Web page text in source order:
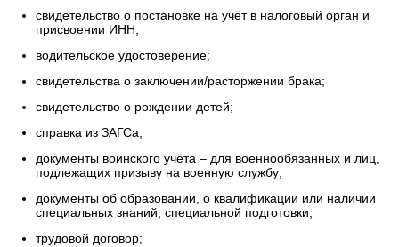
свидетельство о постановке на учёт в налоговый орган и
присвоении ИНН;
водительское удостоверение;
свидетельства о заключении/расторжении брака;
свидетельство о рождении детей;
справка из ЗАГСа;
документы воинского учёта – для военнообязанных и лиц,
подлежащих призыву на военную службу;
документы об образовании, о квалификации или наличии
специальных знаний, специальной подготовки;
трудовой договор;